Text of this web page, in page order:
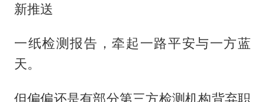
新推送
一纸检测报告，牵起一路平安与一方蓝
天。
但偏偏还是有部分第三方检测机构背弃职